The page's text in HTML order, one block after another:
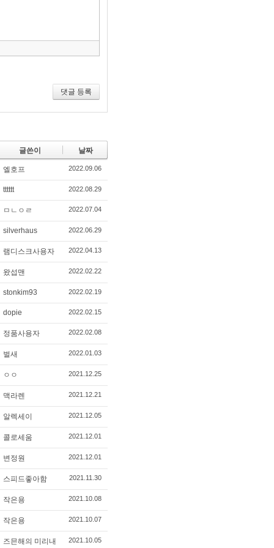
뛰
댓글 등록
글쓴이 날짜
엘호프 2022.09.06
tttttt 2022.08.29
ㅁㄴㅇㄹ 2022.07.04
silverhaus 2022.06.29
램디스크사용자 2022.04.13
왔섭맨 2022.02.22
stonkim93 2022.02.19
dopie 2022.02.15
정품사용자 2022.02.08
벌새 2022.01.03
ㅇㅇ 2021.12.25
맥라렌 2021.12.21
알렉세이 2021.12.05
콜로세움 2021.12.01
변정원 2021.12.01
스피드좋아함 2021.11.30
작은용 2021.10.08
작은용 2021.10.07
즈믄해의 미리내 2021.10.05